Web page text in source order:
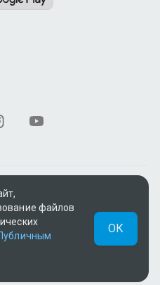
ТОО «ALACAST»
12016823 от 22.11.2012).
для «Пакета
предоставляется
файлов
ОК